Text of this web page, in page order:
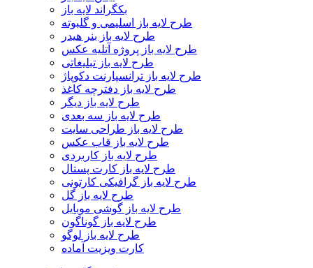
بکگراند لایه باز
طرح لایه باز اسلیمی و گلبوته
طرح لایه باز بنر هیدر
طرح لایه باز پروژه آتلیه عکس
طرح لایه باز تبلیغاتی
طرح لایه باز ترانسپارنت دکوپاژ
طرح لایه باز دفترچه کاغذ
طرح لایه باز دیگر
طرح لایه باز سه بعدی
طرح لایه باز طراحی سایت
طرح لایه باز قاب عکس
طرح لایه باز کاربردی
طرح لایه باز کارت پستال
طرح لایه باز گرافیکی کارتونی
طرح لایه باز گل
طرح لایه باز گوشی موبایل
طرح لایه باز گوناگون
طرح لایه باز لوگو
کارت ویزیت آماده